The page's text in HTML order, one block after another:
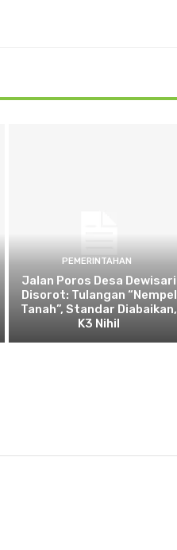
PEMERINTAHAN
Jalan Poros Desa Dewisari
Disorot: Tulangan “Nempel
Tanah”, Standar Diabaikan,
K3 Nihil